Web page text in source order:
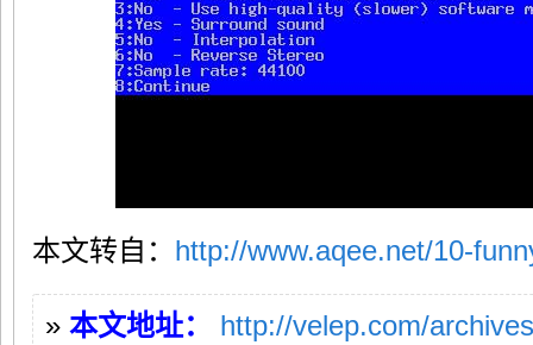
本文转自： http://www.aqee.net/10-
» 本文地址：
http://velep.com/